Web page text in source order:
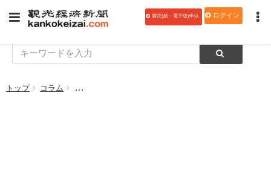
購読(紙・電子版)申込 ログイン
トップ コラム 【旅に出よう～温泉はにっぽんの宝～65】個人旅行